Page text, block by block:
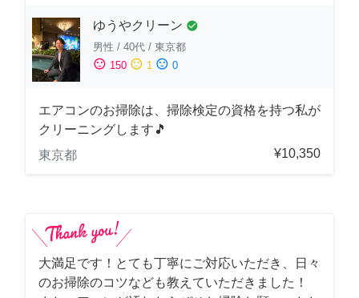
ゆうやクリーン check_circle
男性 / 40代 / 東京都
sentiment_satisfied 150 sentiment_neutral 1 sentiment_dissatisfied 0
エアコンのお掃除は、掃除検定の資格を持つ私が
クリーニングします🎵
東京都
¥10,350
大満足です！とても丁寧にご対応いただき、日々
のお掃除のコツなども教えていただきました！